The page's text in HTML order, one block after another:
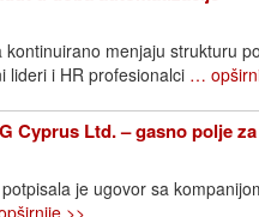
menjaju strukturu
lideri i HR profesionalci …
Cyprus Ltd. – gasno polje
je ugovor sa
>>